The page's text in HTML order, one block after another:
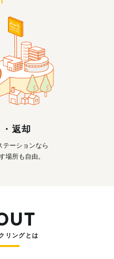
返却
テーションなら
場所も自由。
リングとは